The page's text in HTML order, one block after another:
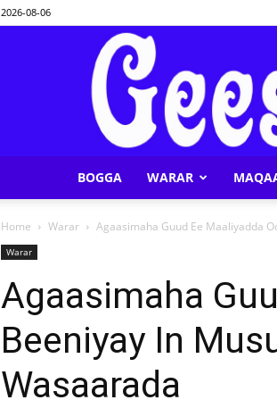
2026-08-06
BOGGA WARAR
Home Warar Agaasimaha Guud Ee Maaliyadda
Warar
Agaasimaha
Beeniyay In
Wasaarada